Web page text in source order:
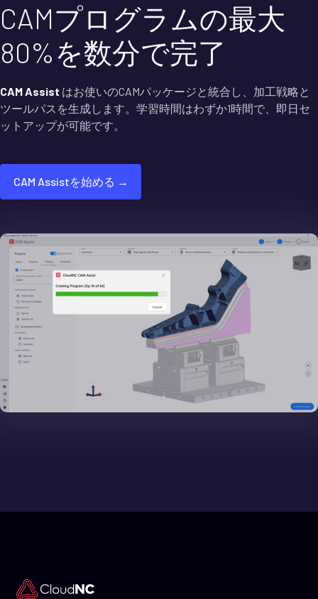
CAMプログラムの最大
80%を数分で完了
CAM Assist はお使いのCAMパッケージと統合し、加工戦略と
ツールパスを生成します。学習時間はわずか1時間で、即日セ
ットアップが可能です。
CAM Assistを始める →